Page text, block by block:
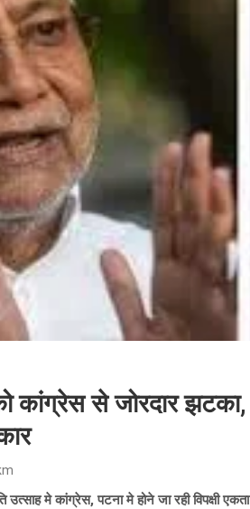
कांग्रेस से जोरदार झटका,
उत्साह मे कांग्रेस, पटना मे होने जा रही विपक्षी